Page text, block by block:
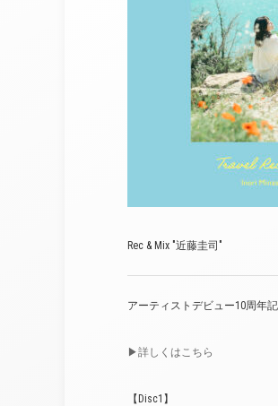
Rec & Mix "近藤圭司"
アーティストデビュー10周年
▶︎詳しくはこちら
【Disc1】